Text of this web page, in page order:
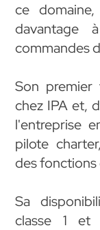
ce
davantage
commandes
Son
chez IPA et,
l'entreprise
pilote
des
Sa
classe 1 et